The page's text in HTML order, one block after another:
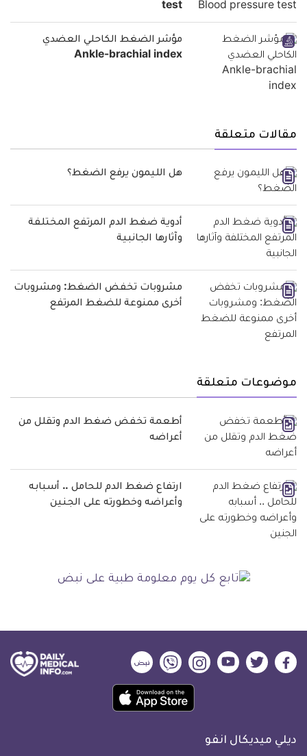
test
مؤشر الضغط الكاحلي العضدي
Ankle-brachial index
مقالات متعلقة
هل الليمون يرفع الضغط؟
أدوية ضغط الدم المرتفع المختلفة
وآثارها الجانبية
مشروبات تخفض الضغط: ومشروبات
أخرى ممنوعة للضغط المرتفع
موضوعات متعلقة
أطعمة تخفض ضغط الدم وتقلل من
أعراضه
ارتفاع ضغط الدم للحامل .. أسبابه
وأعراضه وخطورته على الجنين
ديلي
فيسبوك
ديلي
تويتر
ديلي
ميديكال
يوتيوب
ديلي
ميديكال
انفو
ديلي
ميديكال
انفو
ديلي
ميديكال
انفو
حمل
تطبيق
ديلي ميديكال انفو